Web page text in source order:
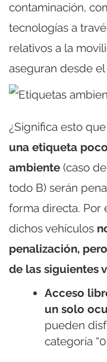
contaminación,
tecnologías a
relativos a la
aseguran desde
¿Significa esto
una etiqueta
ambiente (caso
todo B) serán
forma directa. Por
dichos vehículos
penalización,
de las siguientes
Acceso
un solo
pueden
categoría